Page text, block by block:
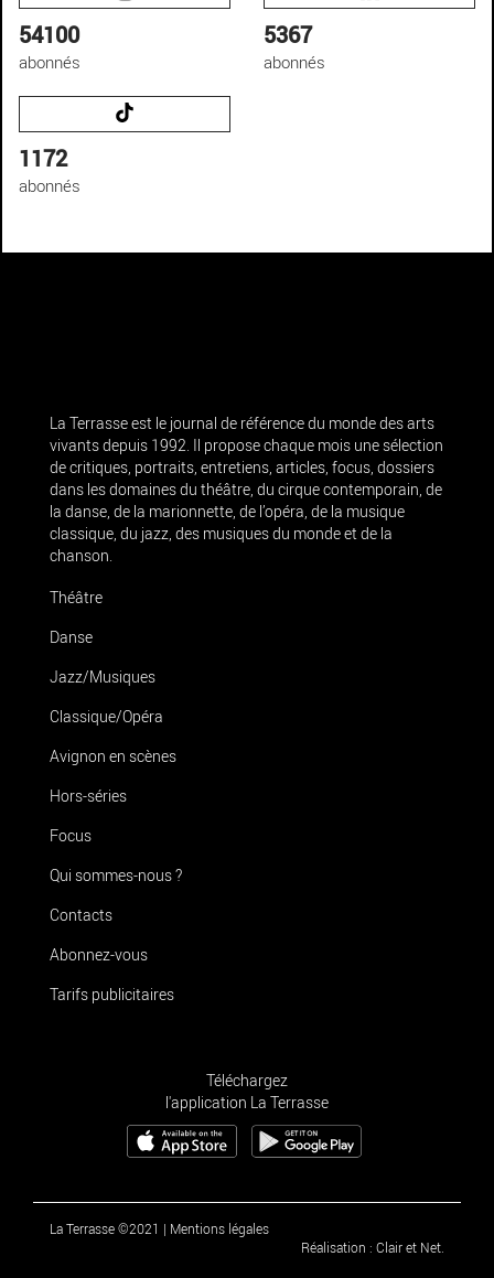
54100
abonnés
5367
abonnés
1172
abonnés
La Terrasse est le journal de référence du monde des arts
vivants depuis 1992. Il propose chaque mois une sélection
de critiques, portraits, entretiens, articles, focus, dossiers
dans les domaines du théâtre, du cirque contemporain, de
la danse, de la marionnette, de l’opéra, de la musique
classique, du jazz, des musiques du monde et de la
chanson.
Théâtre
Danse
Jazz/Musiques
Classique/Opéra
Avignon en scènes
Hors-séries
Focus
Qui sommes-nous ?
Contacts
Abonnez-vous
Tarifs publicitaires
Téléchargez
l'application La Terrasse
La Terrasse ©2021 | Mentions légales
Réalisation : Clair et Net.